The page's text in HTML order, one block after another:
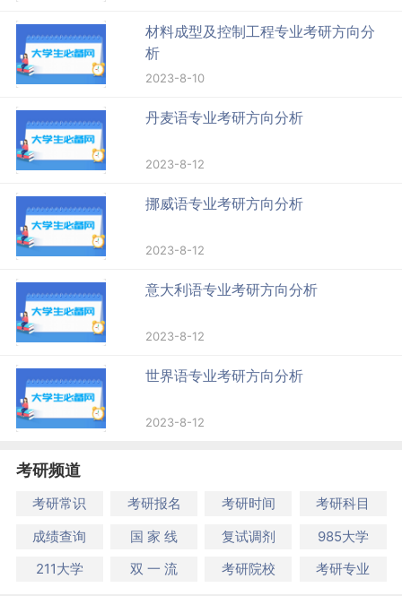
材料成型及控制工程专业考研方向分
析
2023-8-10
丹麦语专业考研方向分析
2023-8-12
挪威语专业考研方向分析
2023-8-12
意大利语专业考研方向分析
2023-8-12
世界语专业考研方向分析
2023-8-12
考研频道
考研常识 考研报名 考研时间
考研科目
成绩查询
国 家 线 复试调剂
985大学
211大学
双 一 流 考研院校 考研专业